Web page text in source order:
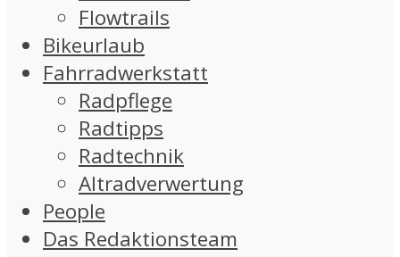
Flowtrails
Bikeurlaub
Fahrradwerkstatt
Radpflege
Radtipps
Radtechnik
Altradverwertung
People
Das Redaktionsteam